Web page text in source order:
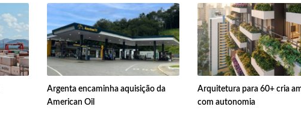
Argenta encaminha aquisição da
American Oil
Arquitetura para 60+ cria
com autonomia